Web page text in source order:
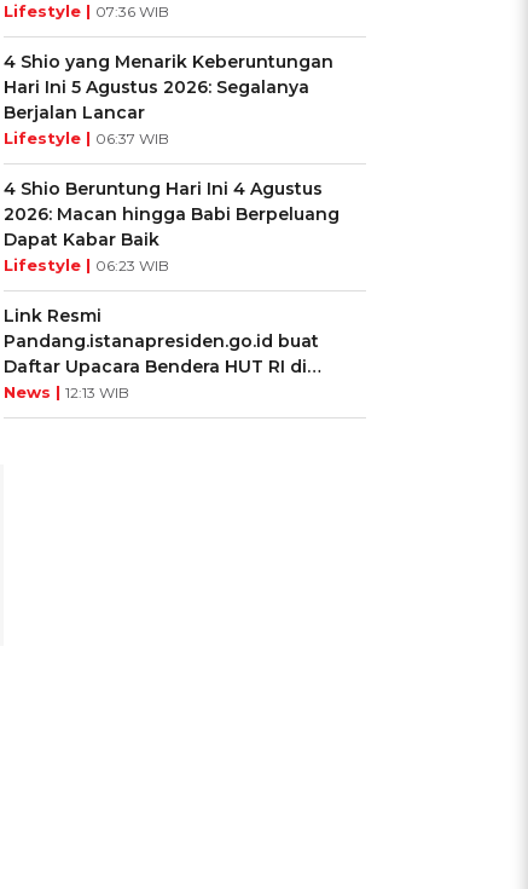
Lifestyle | 07:36 WIB
4 Shio yang Menarik Keberuntungan
Hari Ini 5 Agustus 2026: Segalanya
Berjalan Lancar
Lifestyle | 06:37 WIB
4 Shio Beruntung Hari Ini 4 Agustus
2026: Macan hingga Babi Berpeluang
Dapat Kabar Baik
Lifestyle | 06:23 WIB
Link Resmi
Pandang.istanapresiden.go.id buat
Daftar Upacara Bendera HUT RI di
Istana Negara
News | 12:13 WIB